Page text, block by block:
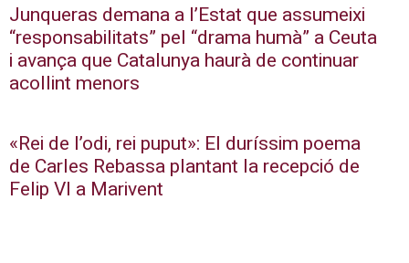
Junqueras demana a l’Estat que assumeixi
“responsabilitats” pel “drama humà” a Ceuta
i avança que Catalunya haurà de continuar
acollint menors
«Rei de l’odi, rei puput»: El duríssim poema
de Carles Rebassa plantant la recepció de
Felip VI a Marivent